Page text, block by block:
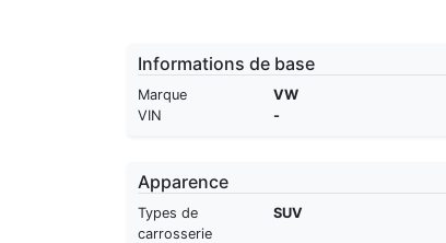
Informations de base
Marque VW
VIN
-
Apparence
Types de
carrosserie
SUV